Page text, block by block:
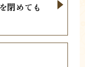
閉めても